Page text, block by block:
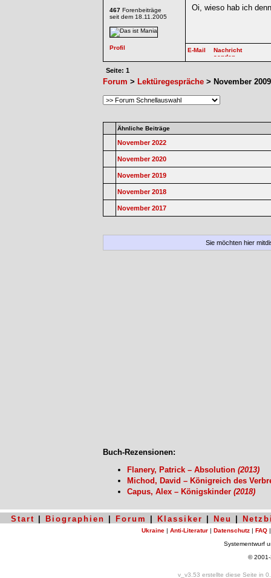
467 Forenbeiträge
seit dem 18.11.2005
Oi, wieso hab ich
Seite: 1
Forum > Lektüregespräche > November 2009
Ähnliche Beiträge
November 2022
November 2020
November 2019
November 2018
November 2017
Sie möchten hier
Buch-Rezensionen:
Flanery, Patrick – Absolution (2013)
Michod, David – Königreich des
Capus, Alex – Königskinder (2018)
Start Biographien Forum Klassiker Neu
Ukraine | Anti-Literatur | Datenschutz | FAQ
Systementwurf
©
v_v3.53 erstellte diese Seite in